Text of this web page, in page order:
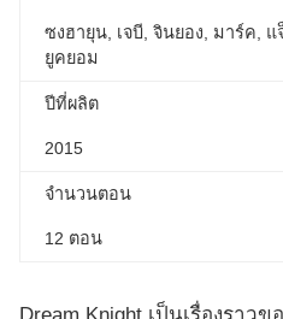
ซงฮายุน, เจบี, จินยอง, มาร์ค,
ยูคยอม
ปีที่ผลิต
2015
จำนวนตอน
12 ตอน